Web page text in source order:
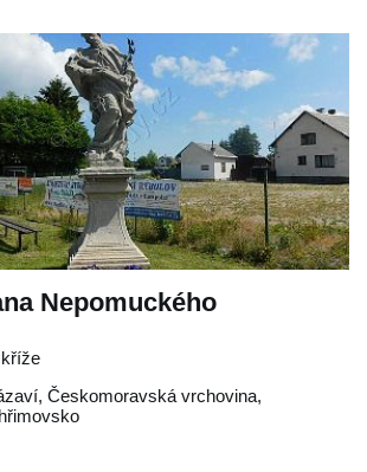
Nepomuckého
, Českomoravská vrchovina,